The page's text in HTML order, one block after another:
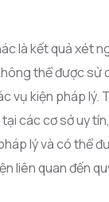
là kết quả xét
thể được sử
vụ kiện pháp lý.
các cơ sở uy
lý và có thể
liên quan đến